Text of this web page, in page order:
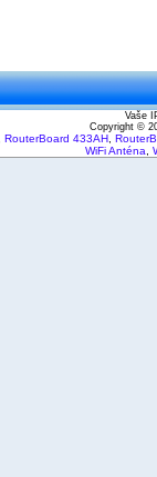
Vaše
Copyright ©
RouterBoard 433AH
WiFi Anténa